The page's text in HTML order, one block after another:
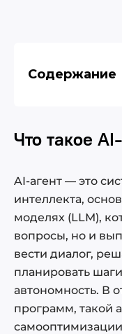
Содержание
Что могут AI-
процессов
Как AI-агентов
Примеры ИИ-
Как
Преимущества
агентов
Что в итоге
Что такое
AI-агент — это
интеллекта,
моделях (LLM),
вопросы, но и
вести диалог,
планировать
автономность. В
программ, такой